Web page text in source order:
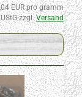
EUR pro gramm
zzgl.Versand